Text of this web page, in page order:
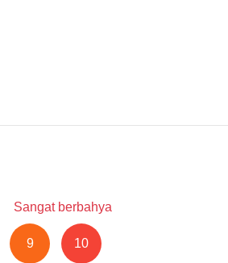
Sangat berbahya
9 10